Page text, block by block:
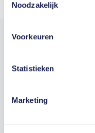
Noodzakelijk
Voorkeuren
Statistieken
Marketing
Trotse
Staatsloterij